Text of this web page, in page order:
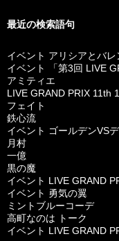
最近の検索語句
イベント アリシアとバレ
イベント 「第3回 LIVE
アミティエ
LIVE GRAND PRIX 11th
フェイト
鉄心流
イベント ゴールデンVS
月村
一億
黒の魔
イベント LIVE GRAND
イベント 勇気の翼
ミントブルーコーデ
高町なのは トーク
イベント LIVE GRAND